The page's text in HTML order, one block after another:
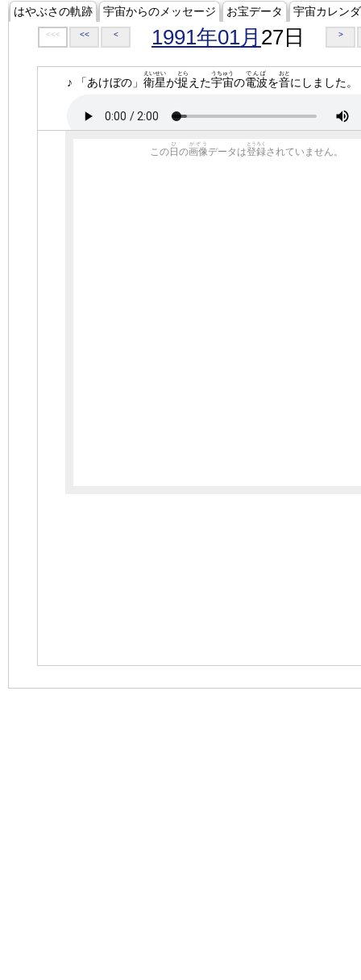
はやぶさの軌跡 宇宙からのメッセージ お宝データ 宇宙カレン
<<< << < 1991年01月 27日 >
♪ 「あけぼの」 衛星
えいせい
が捉
とら
えた宇宙
うちゅう
の電波
でんぱ
を音
おと
にしました。
この 日
ひ
の画像
がぞう
データは登録
とうろく
されていません。